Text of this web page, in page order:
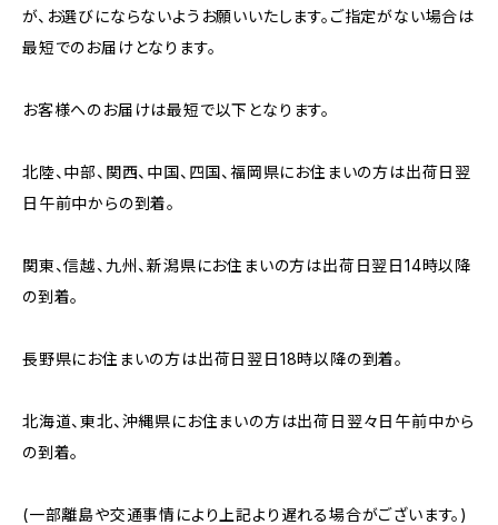
が、お選びにならないようお願いいたします。ご指定がない場合は
最短でのお届けとなります。
お客様へのお届けは最短で以下となります。
北陸、中部、関西、中国、四国、福岡県にお住まいの方は出荷日翌
日午前中からの到着。
関東、信越、九州、新潟県にお住まいの方は出荷日翌日14時以降
の到着。
長野県にお住まいの方は出荷日翌日18時以降の到着。
北海道、東北、沖縄県にお住まいの方は出荷日翌々日午前中から
の到着。
(一部離島や交通事情により上記より遅れる場合がございます。)